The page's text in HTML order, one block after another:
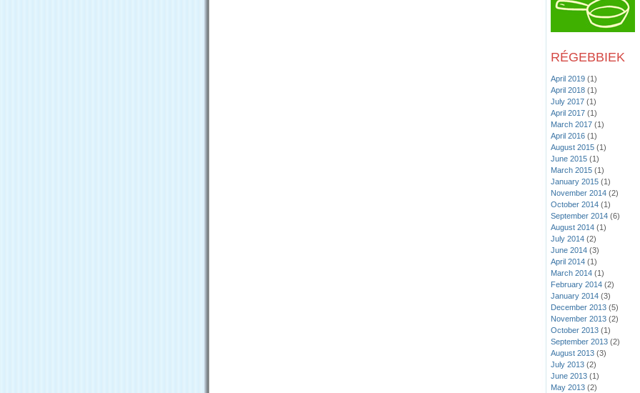
RÉGEBBIEK
April 2019 (1)
April 2018 (1)
July 2017 (1)
April 2017 (1)
March 2017 (1)
April 2016 (1)
August 2015 (1)
June 2015 (1)
March 2015 (1)
January 2015 (1)
November 2014 (2)
October 2014 (1)
September 2014 (6)
August 2014 (1)
July 2014 (2)
June 2014 (3)
April 2014 (1)
March 2014 (1)
February 2014 (2)
January 2014 (3)
December 2013 (5)
November 2013 (2)
October 2013 (1)
September 2013 (2)
August 2013 (3)
July 2013 (2)
June 2013 (1)
May 2013 (2)